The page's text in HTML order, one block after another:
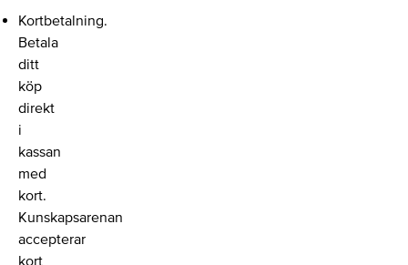
Kortbetalning.
Betala
ditt
köp
direkt
i
kassan
med
kort.
Kunskapsarenan
accepterar
kort